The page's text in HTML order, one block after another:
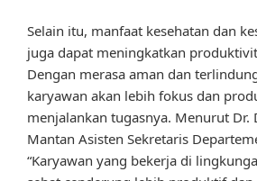
Selain itu, manfaat kesehatan dan
juga dapat meningkatkan
Dengan merasa aman dan
karyawan akan lebih fokus dan
menjalankan tugasnya. Menurut Dr.
Mantan Asisten Sekretaris
“Karyawan yang bekerja di